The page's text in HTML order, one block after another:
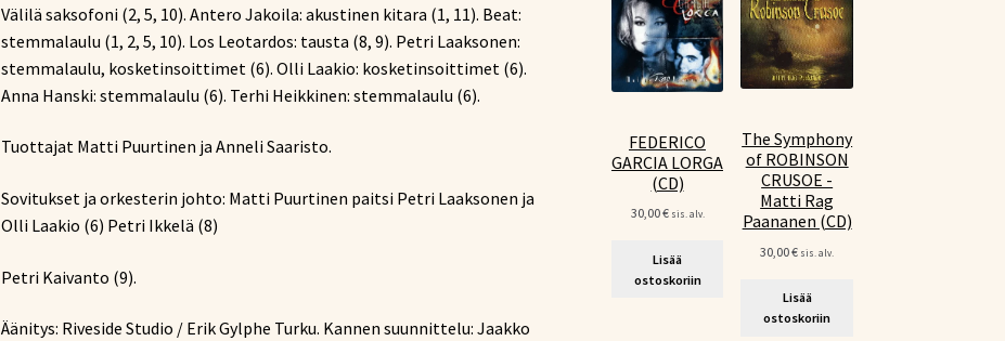
Välilä saksofoni (2, 5, 10). Antero Jakoila: akustinen kitara (1, 11). Beat:
stemmalaulu (1, 2, 5, 10). Los Leotardos: tausta (8, 9). Petri Laaksonen:
stemmalaulu, kosketinsoittimet (6). Olli Laakio: kosketinsoittimet (6).
Anna Hanski: stemmalaulu (6). Terhi Heikkinen: stemmalaulu (6).
Tuottajat Matti Puurtinen ja Anneli Saaristo.
Sovitukset ja orkesterin johto: Matti Puurtinen paitsi Petri Laaksonen ja
Olli Laakio (6) Petri Ikkelä (8)
Petri Kaivanto (9).
Äänitys: Riveside Studio / Erik Gylphe Turku. Kannen suunnittelu: Jaakko
FEDERICO
GARCIA LORGA
(CD)
30,00€ sis. alv.
Lisää
ostoskoriin
The Symphony
of ROBINSON
CRUSOE -
Matti Rag
Paananen (CD)
30,00€ sis. alv.
Lisää
ostoskoriin